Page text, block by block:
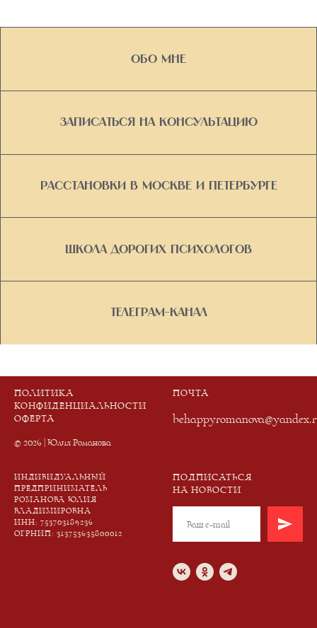
ПОЛИТИКА
КОНФИДЕНЦИАЛЬНОСТИ
ОФЕРТА
© 2026 | Юлия Романова
ПОЧТА
ИНДИВИДУАЛЬНЫЙ
ПРЕДПРИНИМАТЕЛЬ
РОМАНОВА ЮЛИЯ
ВЛАДИМИРОВНА
ИНН: 753703189236
ОГРНИП: 313753635800012
ПОДПИСАТЬСЯ
НА НОВОСТИ